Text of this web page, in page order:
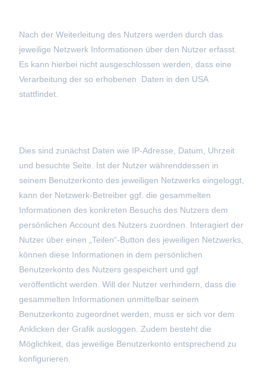
Nach der Weiterleitung des Nutzers werden durch das
jeweilige Netzwerk Informationen über den Nutzer erfasst.
Es kann hierbei nicht ausgeschlossen werden, dass eine
Verarbeitung der so erhobenen Daten in den USA
stattfindet.
Dies sind zunächst Daten wie IP-Adresse, Datum, Uhrzeit
und besuchte Seite. Ist der Nutzer währenddessen in
seinem Benutzerkonto des jeweiligen Netzwerks eingeloggt,
kann der Netzwerk-Betreiber ggf. die gesammelten
Informationen des konkreten Besuchs des Nutzers dem
persönlichen Account des Nutzers zuordnen. Interagiert der
Nutzer über einen „Teilen“-Button des jeweiligen Netzwerks,
können diese Informationen in dem persönlichen
Benutzerkonto des Nutzers gespeichert und ggf.
veröffentlicht werden. Will der Nutzer verhindern, dass die
gesammelten Informationen unmittelbar seinem
Benutzerkonto zugeordnet werden, muss er sich vor dem
Anklicken der Grafik ausloggen. Zudem besteht die
Möglichkeit, das jeweilige Benutzerkonto entsprechend zu
konfigurieren.